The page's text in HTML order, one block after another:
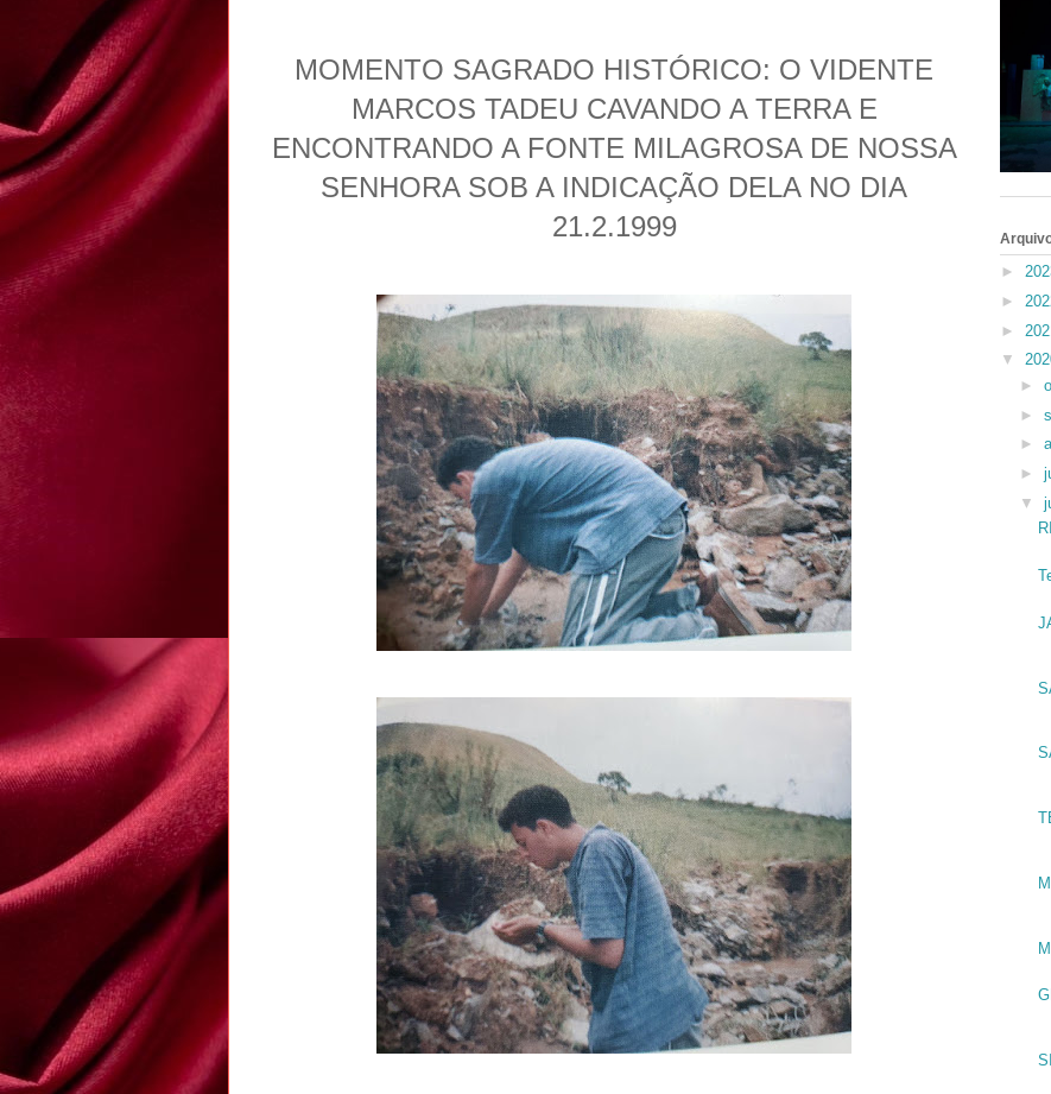
MOMENTO SAGRADO HISTÓRICO: O VIDENTE
MARCOS TADEU CAVANDO A TERRA E
ENCONTRANDO A FONTE MILAGROSA DE NOSSA
SENHORA SOB A INDICAÇÃO DELA NO DIA
21.2.1999
►
►
►
▼
►
►
►
►
▼